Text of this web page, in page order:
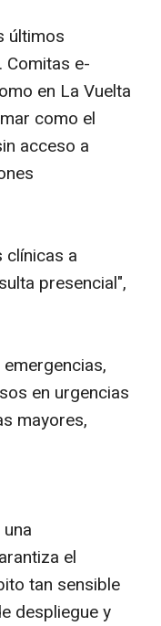
últimos
Comitas e-
en La Vuelta
como el
acceso a
clínicas a
presencial",
en urgencias
mayores,
el
tan sensible
despliegue y